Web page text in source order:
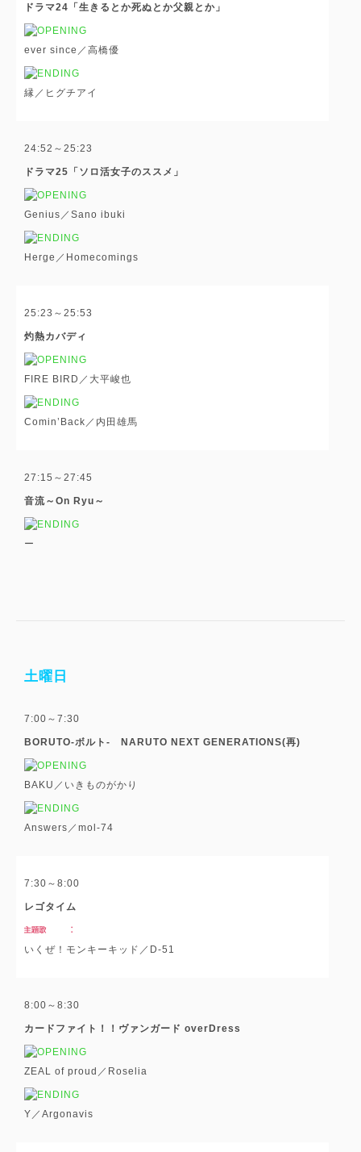
ドラマ24「生きるとか死ぬとか父親とか」
ever since／高橋優
縁／ヒグチアイ
24:52～25:23
ドラマ25「ソロ活女子のススメ」
Genius／Sano ibuki
Herge／Homecomings
25:23～25:53
灼熱カバディ
FIRE BIRD／大平峻也
Comin’Back／内田雄馬
27:15～27:45
音流～On Ryu～
ー
土曜日
7:00～7:30
BORUTO-ボルト- NARUTO NEXT GENERATIONS(再)
BAKU／いきものがかり
Answers／mol-74
7:30～8:00
レゴタイム
いくぜ！モンキーキッド／D-51
8:00～8:30
カードファイト！！ヴァンガード overDress
ZEAL of proud／Roselia
Y／Argonavis